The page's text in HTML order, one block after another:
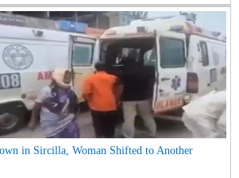
in Sircilla, Woman Shifted to Another